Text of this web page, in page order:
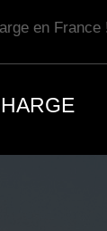
en France !